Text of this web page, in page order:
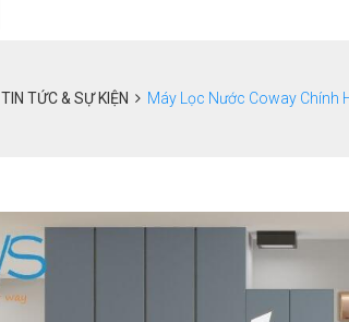
TIN TỨC & SỰ KIỆN Máy Lọc Nước Coway Chính